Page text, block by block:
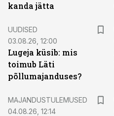
kanda jätta
UUDISED
03.08.26, 12:00
Lugeja küsib: mis
toimub Läti
põllumajanduses?
MAJANDUSTULEMUSED
04.08.26, 12:14